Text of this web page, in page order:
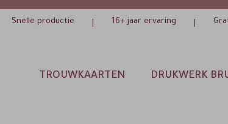
Snelle productie 16+ jaar ervaring
TROUWKAARTEN DRUKWERK